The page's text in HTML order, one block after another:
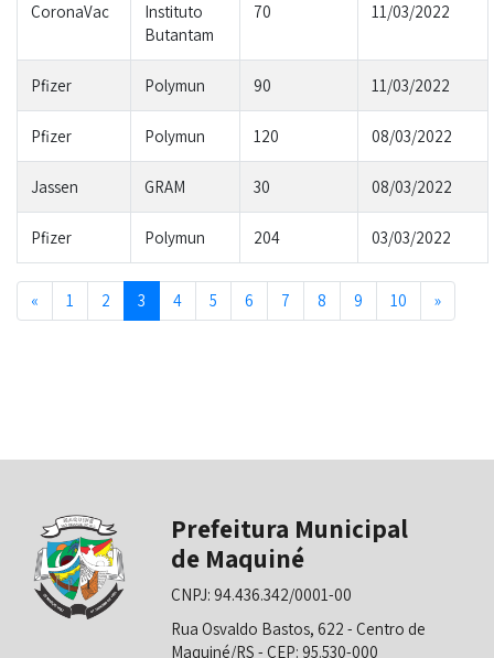
CoronaVac
Instituto
Butantam
70 11/03/2022
Pfizer Polymun 90 11/03/2022
Pfizer Polymun 120 08/03/2022
Jassen GRAM 30 08/03/2022
Pfizer Polymun 204 03/03/2022
« Previous
1 2 3 4 5 6 7 8 9 10 »Next
Prefeitura Municipal
de Maquiné
CNPJ: 94.436.342/0001-00
Rua Osvaldo Bastos, 622 - Centro de
Maquiné/RS - CEP: 95.530-000